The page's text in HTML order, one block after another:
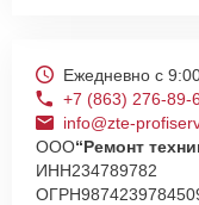
Ежедневно с
+7 (863) 276-89-
info@zte-
ООО“Ремонт
ИНН234789782
ОГРН